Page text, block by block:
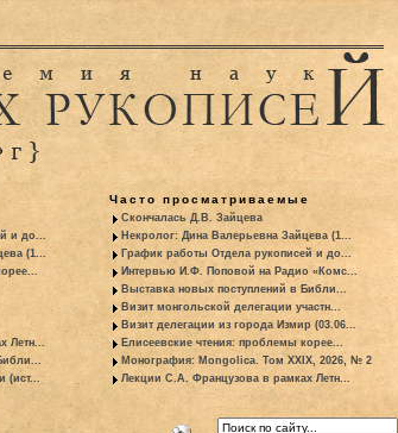
и до...
(1...
Летн...
(ист...
Часто просматриваемые
Скончалась Д.В. Зайцева
Некролог: Дина Валерьевна Зайцева (1...
График работы Отдела рукописей и до...
Интервью И.Ф. Поповой на Радио «Комс...
Выставка новых поступлений в Библи...
Визит монгольской делегации участн...
Визит делегации из города Измир (03.06...
Елисеевские чтения: проблемы корее...
Монография: Mongolica. Том XXIX, 2026, № 2
Лекции С.А. Французова в рамках Летн...